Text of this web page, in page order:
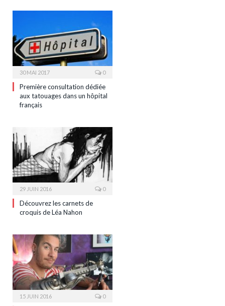
30 MAI 2017 0
Première consultation dédiée
aux tatouages dans un hôpital
français
29 JUIN 2016 0
Découvrez les carnets de
croquis de Léa Nahon
15 JUIN 2016 0